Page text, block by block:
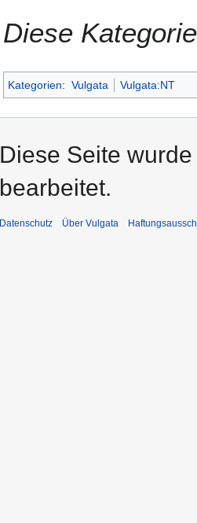
Diese
Kategorien: Vulgata Vulgata:NT
Diese Seite
bearbeitet.
Datenschutz Über Vulgata